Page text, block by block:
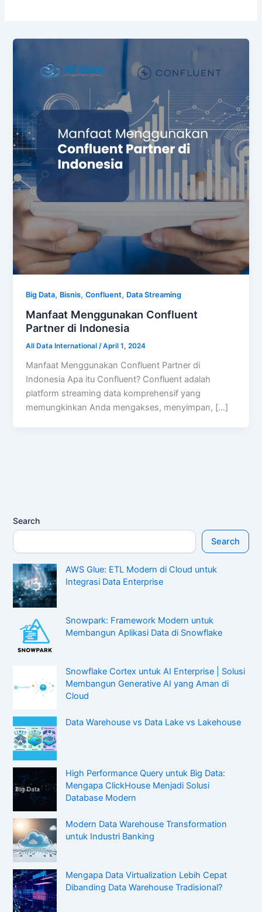
Big Data, Bisnis,Confluent, Data Streaming
Manfaat Menggunakan Confluent
Partner di Indonesia
All Data International/April 1, 2024
Manfaat Menggunakan Confluent Partner di
Indonesia Apa itu Confluent? Confluent adalah
platform streaming data komprehensif yang
memungkinkan Anda mengakses, menyimpan, […]
Search
Search
AWS Glue: ETL Modern di Cloud untuk
Integrasi Data Enterprise
Snowpark: Framework Modern untuk
Membangun Aplikasi Data di Snowflake
Snowflake Cortex untuk AI Enterprise | Solusi
Membangun Generative AI yang Aman di
Cloud
Data Warehouse vs Data Lake vs Lakehouse
High Performance Query untuk Big Data:
Mengapa ClickHouse Menjadi Solusi
Database Modern
Modern Data Warehouse Transformation
untuk Industri Banking
Mengapa Data Virtualization Lebih Cepat
Dibanding Data Warehouse Tradisional?